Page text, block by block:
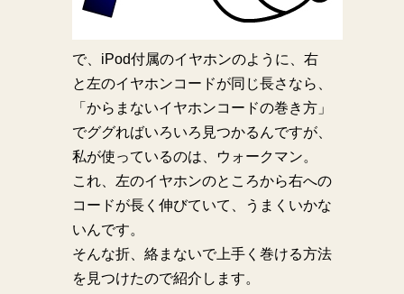
で、iPod付属のイヤホンのように、右
と左のイヤホンコードが同じ長さなら、
「からまないイヤホンコードの巻き方」
でググればいろいろ見つかるんですが、
私が使っているのは、ウォークマン。
これ、左のイヤホンのところから右への
コードが長く伸びていて、うまくいかな
いんです。
そんな折、絡まないで上手く巻ける方法
を見つけたので紹介します。